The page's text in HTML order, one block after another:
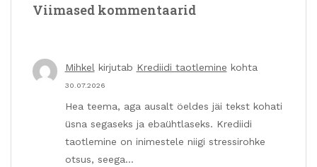
Viimased kommentaarid
Mihkel kirjutab Krediidi taotlemine kohta
30.07.2026
Hea teema, aga ausalt öeldes jäi tekst kohati
üsna segaseks ja ebaühtlaseks. Krediidi
taotlemine on inimestele niigi stressirohke
otsus, seega…